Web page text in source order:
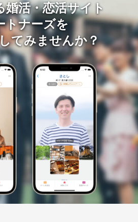
婚活・恋活サイト
トナーズを
てみませんか？